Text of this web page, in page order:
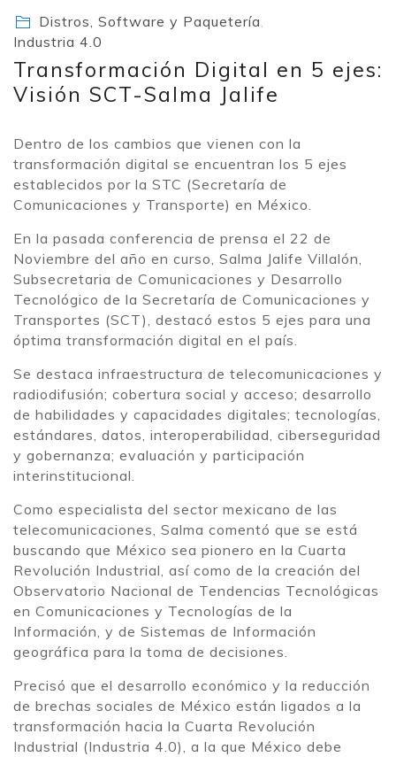
Distros, Software y Paquetería,
Industria 4.0
Transformación Digital en 5 ejes:
Visión SCT-Salma Jalife
Dentro de los cambios que vienen con la
transformación digital se encuentran los 5 ejes
establecidos por la STC (Secretaría de
Comunicaciones y Transporte) en México.
En la pasada conferencia de prensa el 22 de
Noviembre del año en curso, Salma Jalife Villalón,
Subsecretaria de Comunicaciones y Desarrollo
Tecnológico de la Secretaría de Comunicaciones y
Transportes (SCT), destacó estos 5 ejes para una
óptima transformación digital en el país.
Se destaca infraestructura de telecomunicaciones y
radiodifusión; cobertura social y acceso; desarrollo
de habilidades y capacidades digitales; tecnologías,
estándares, datos, interoperabilidad, ciberseguridad
y gobernanza; evaluación y participación
interinstitucional.
Como especialista del sector mexicano de las
telecomunicaciones, Salma comentó que se está
buscando que México sea pionero en la Cuarta
Revolución Industrial, así como de la creación del
Observatorio Nacional de Tendencias Tecnológicas
en Comunicaciones y Tecnologías de la
Información, y de Sistemas de Información
geográfica para la toma de decisiones.
Precisó que el desarrollo económico y la reducción
de brechas sociales de México están ligados a la
transformación hacia la Cuarta Revolución
Industrial (Industria 4.0), a la que México debe